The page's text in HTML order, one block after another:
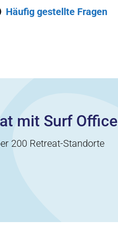
Häufig gestellte Fragen
mit Surf Office
200 Retreat-Standorte